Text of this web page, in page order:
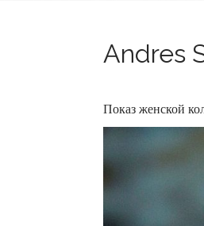
Andres
Показ женской